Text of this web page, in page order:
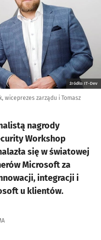
źródło: IT-Dev
wiceprezes zarządu i Tomasz
nagrody
Workshop
się w światowej
Microsoft za
integracji i
u klientów.